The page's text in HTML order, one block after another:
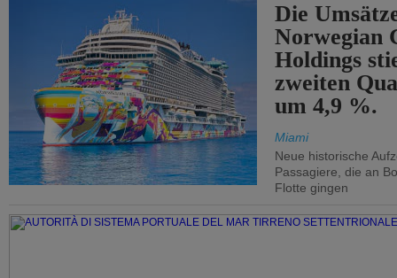
Die
Norwegian
Holdings
zweiten
um 4,9 %.
Miami
Neue historische
Passagiere, die an
Flotte gingen